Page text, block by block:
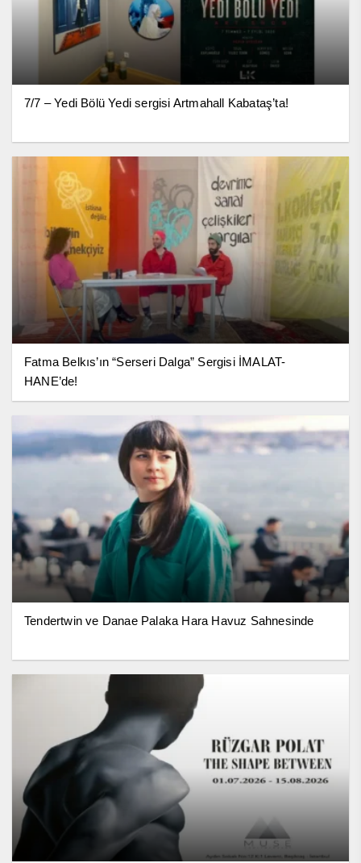
7/7 – Yedi Bölü Yedi sergisi Artmahall Kabataş’ta!
Fatma Belkıs’ın “Serseri Dalga” Sergisi İMALAT-
HANE’de!
Tendertwin ve Danae Palaka Hara Havuz Sahnesinde